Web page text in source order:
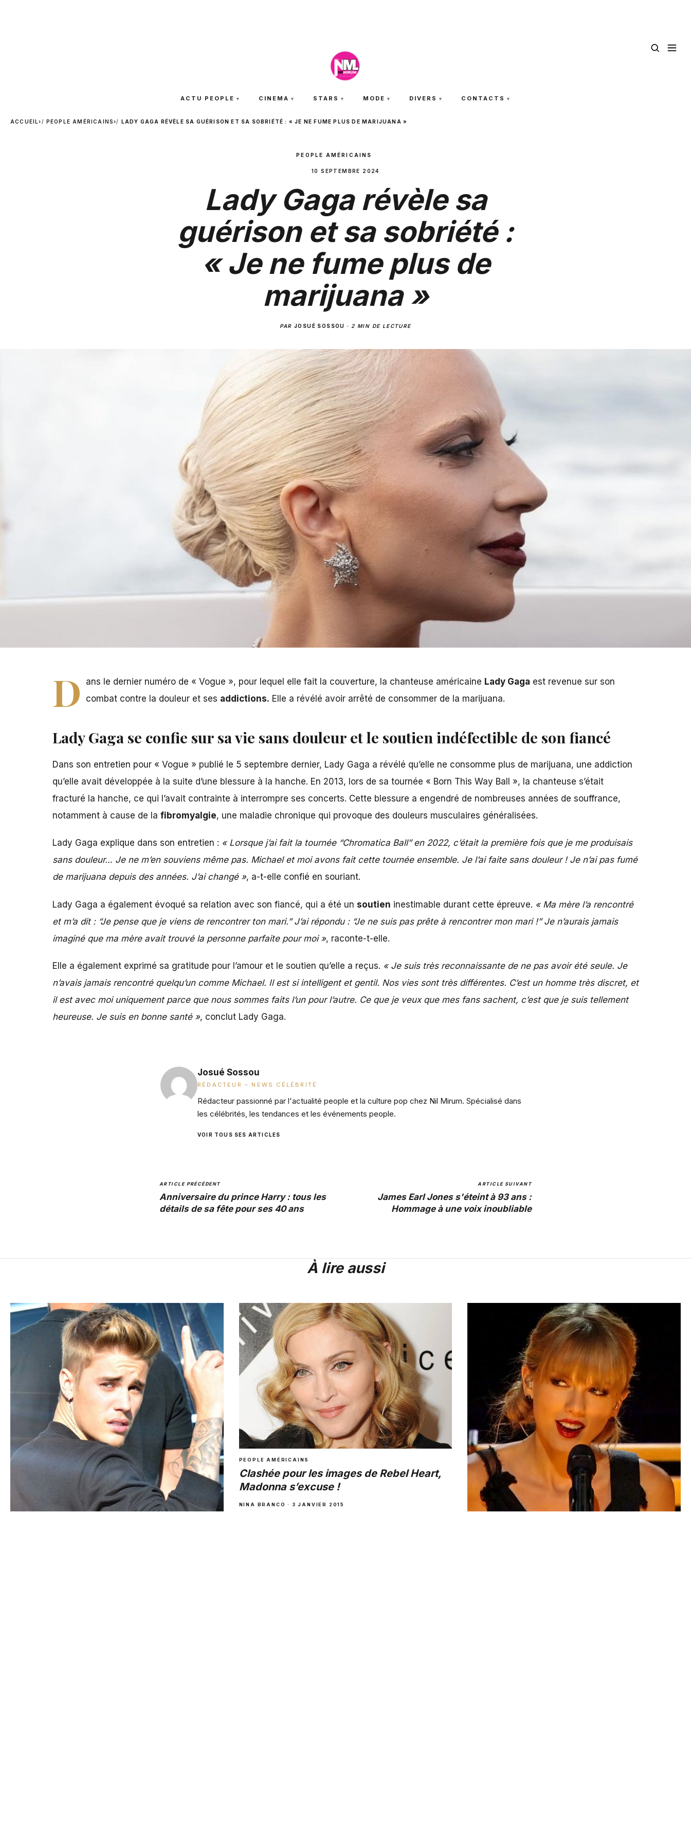
ACTU PEOPLE CINEMA STARS MODE DIVERS CONTACTS
ACCUEIL› PEOPLE AMÉRICAINS› LADY GAGA RÉVÈLE SA GUÉRISON ET SA SOBRIÉTÉ : « JE NE FUME PLUS DE MARIJUANA »
PEOPLE AMÉRICAINS
10 SEPTEMBRE 2024
Lady Gaga révèle sa
guérison et sa sobriété :
« Je ne fume plus de
marijuana »
PARJOSUÉ SOSSOU · 2 MIN DE LECTURE
D ans le dernier numéro de « Vogue », pour lequel elle fait la couverture, la chanteuse américaine Lady Gaga est revenue sur son
combat contre la douleur et ses addictions. Elle a révélé avoir arrêté de consommer de la marijuana.
Lady Gaga se confie sur sa vie sans douleur et le soutien indéfectible de son fiancé
Dans son entretien pour « Vogue » publié le 5 septembre dernier, Lady Gaga a révélé qu’elle ne consomme plus de marijuana, une addiction
qu’elle avait développée à la suite d’une blessure à la hanche. En 2013, lors de sa tournée « Born This Way Ball », la chanteuse s’était
fracturé la hanche, ce qui l’avait contrainte à interrompre ses concerts. Cette blessure a engendré de nombreuses années de souffrance,
notamment à cause de la fibromyalgie, une maladie chronique qui provoque des douleurs musculaires généralisées.
Lady Gaga explique dans son entretien : « Lorsque j’ai fait la tournée “Chromatica Ball” en 2022, c’était la première fois que je me produisais
sans douleur… Je ne m’en souviens même pas. Michael et moi avons fait cette tournée ensemble. Je l’ai faite sans douleur ! Je n’ai pas fumé
de marijuana depuis des années. J’ai changé », a-t-elle confié en souriant.
Lady Gaga a également évoqué sa relation avec son fiancé, qui a été un soutien inestimable durant cette épreuve. « Ma mère l’a rencontré
et m’a dit : “Je pense que je viens de rencontrer ton mari.” J’ai répondu : “Je ne suis pas prête à rencontrer mon mari !” Je n’aurais jamais
imaginé que ma mère avait trouvé la personne parfaite pour moi », raconte-t-elle.
Elle a également exprimé sa gratitude pour l’amour et le soutien qu’elle a reçus. « Je suis très reconnaissante de ne pas avoir été seule. Je
n’avais jamais rencontré quelqu’un comme Michael. Il est si intelligent et gentil. Nos vies sont très différentes. C’est un homme très discret, et
il est avec moi uniquement parce que nous sommes faits l’un pour l’autre. Ce que je veux que mes fans sachent, c’est que je suis tellement
heureuse. Je suis en bonne santé », conclut Lady Gaga.
Josué Sossou
RÉDACTEUR – NEWS CÉLÉBRITÉ
Rédacteur passionné par l'actualité people et la culture pop chez Nil Mirum. Spécialisé dans
les célébrités, les tendances et les événements people.
VOIR TOUS SES ARTICLES
ARTICLE PRÉCÉDENT
Anniversaire du prince Harry : tous les
détails de sa fête pour ses 40 ans
ARTICLE SUIVANT
James Earl Jones s'éteint à 93 ans :
Hommage à une voix inoubliable
À lire aussi
PEOPLE AMÉRICAINS
Clashée pour les images de Rebel Heart,
Madonna s’excuse !
NINA BRANCO · 3 JANVIER 2015